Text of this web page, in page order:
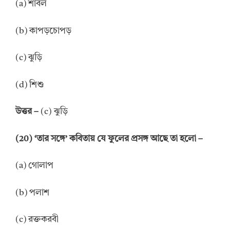
(a) শাবল
(b) কাপড়চোপড়
(c) ঝুড়ি
(d) শিশু
উত্তর – (c) ঝুড়ি
(20) ‘তার সঙ্গে’ কবিতায় যে ফুলের প্রসঙ্গ আছে তা হলো –
(a) গোলাপ
(b) পলাশ
(c) রক্তকরবী